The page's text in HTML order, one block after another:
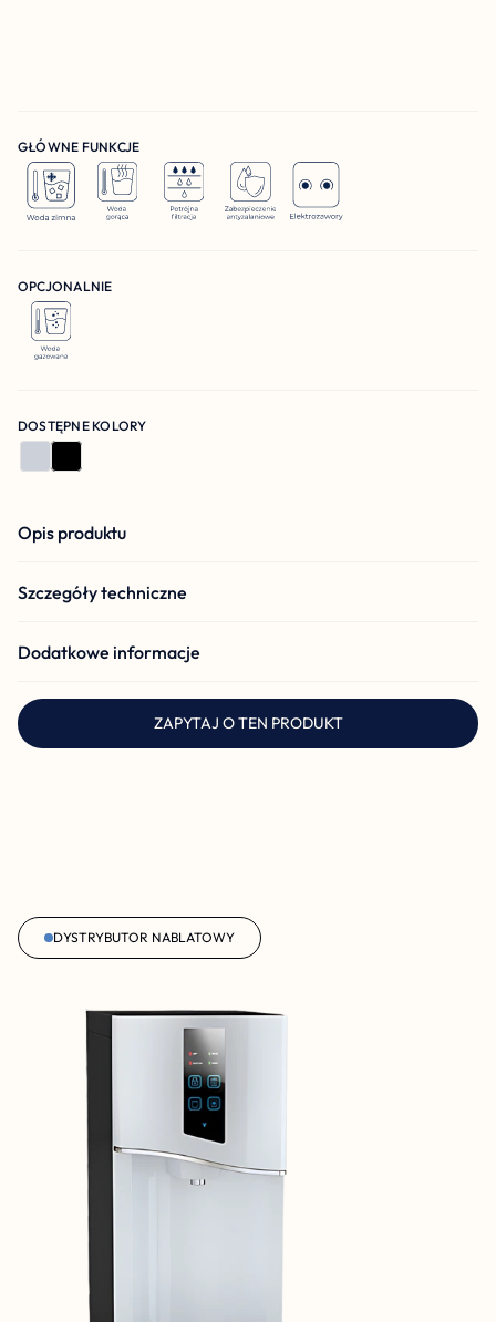
GŁÓWNE FUNKCJE
OPCJONALNIE
DOSTĘPNE KOLORY
Opis produktu
Szczegóły techniczne
Dodatkowe informacje
ZAPYTAJ O TEN PRODUKT
DYSTRYBUTOR NABLATOWY